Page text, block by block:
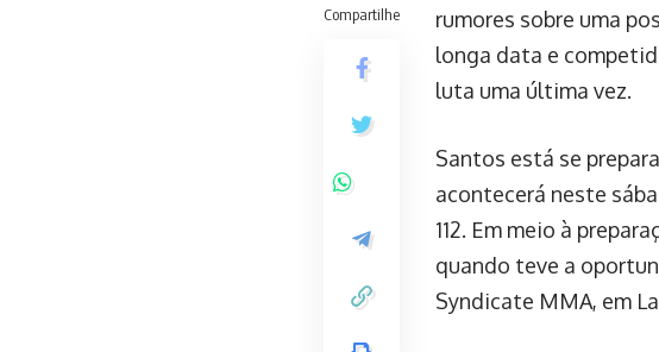
Compartilhe
rumores sobre uma
longa data e
luta uma última vez.
Santos está se
acontecerá neste
112. Em meio à
quando teve a
Syndicate MMA, em